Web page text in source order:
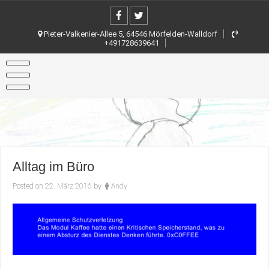
Pieter-Valkenier-Allee 5, 64546 Mörfelden-Walldorf
+491728639641
Alltag im Büro
Posted on 22. März 2016 by Andy